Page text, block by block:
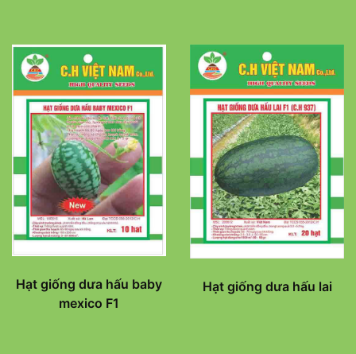
Hạt giống dưa hấu baby
mexico F1
Hạt giống dưa hấu lai